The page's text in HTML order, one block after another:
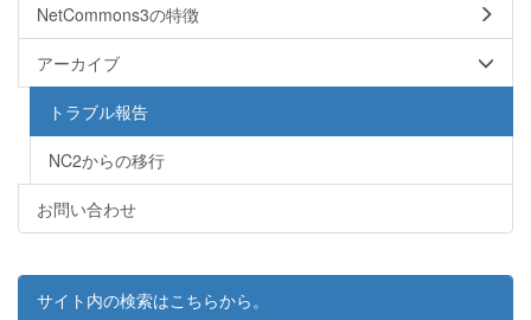
NetCommons3の特徴
アーカイブ
トラブル報告
NC2からの移行
お問い合わせ
サイト内の検索はこちらから。